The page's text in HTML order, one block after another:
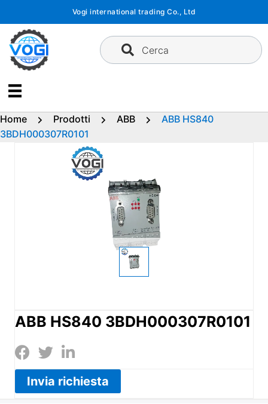
contenuto
Vogi international trading Co., Ltd
Cerca
Home Prodotti ABB
ABB HS840
3BDH000307R0101
ABB HS840 3BDH000307R0101
Invia richiesta